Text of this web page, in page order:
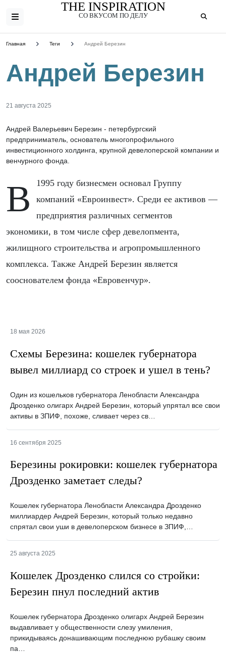
THE INSPIRATION
СО ВКУСОМ ПО ДЕЛУ
Главная Теги Андрей Березин
Андрей Березин
21 августа 2025
Андрей Валерьевич Березин - петербургский
предприниматель, основатель многопрофильного
инвестиционного холдинга, крупной девелоперской компании и
венчурного фонда.
В 1995 году бизнесмен основал Группу
компаний «Евроинвест». Среди ее активов —
предприятия различных сегментов
экономики, в том числе сфер девелопмента,
жилищного строительства и агропромышленного
комплекса. Также Андрей Березин является
сооснователем фонда «Евровенчур».
18 мая 2026
Схемы Березина: кошелек губернатора
вывел миллиард со строек и ушел в тень?
Один из кошельков губернатора Ленобласти Александра
Дрозденко олигарх Андрей Березин, который упрятал все свои
активы в ЗПИФ, похоже, сливает через св…
16 сентября 2025
Березины рокировки: кошелек губернатора
Дрозденко заметает следы?
Кошелек губернатора Ленобласти Александра Дрозденко
миллиардер Андрей Березин, который только недавно
спрятал свои уши в девелоперском бизнесе в ЗПИФ,…
25 августа 2025
Кошелек Дрозденко слился со стройки:
Березин пнул последний актив
Кошелек губернатора Дрозденко олигарх Андрей Березин
выдавливает у общественности слезу умиления,
прикидываясь донашивающим последнюю рубашку своим
па…